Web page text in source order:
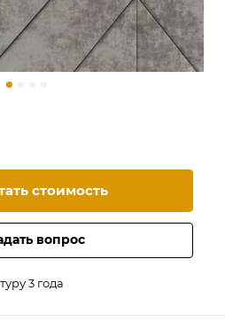
стоимость
вопрос
3 года